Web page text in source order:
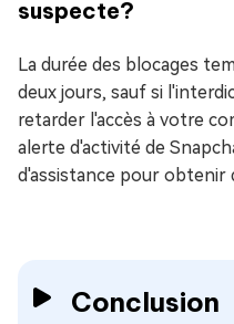
suspecte?
La durée des blocages
deux jours, sauf si
retarder l'accès à votre
alerte d'activité de
d'assistance pour obtenir
Conclusion